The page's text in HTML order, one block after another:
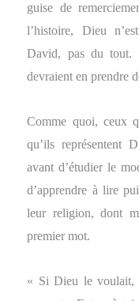
guise de
l’histoire, Dieu
David, pas du tout.
devraient en prendre
Comme quoi, ceux
qu’ils représentent
avant d’étudier le
d’apprendre à lire
leur religion, dont
premier mot.
« Si Dieu le voulait,